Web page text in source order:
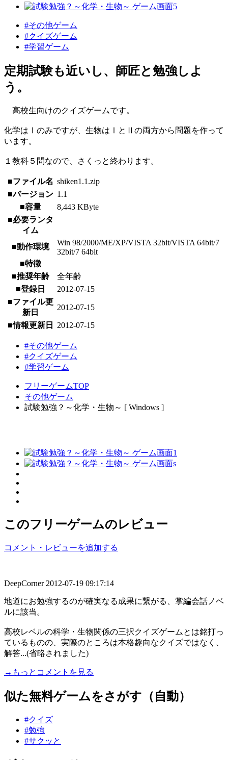
#その他ゲーム
#クイズゲーム
#学習ゲーム
定期試験も近いし、師匠と勉強しよ
う。
高校生向けのクイズゲームです。
化学はⅠのみですが、生物はⅠとⅡの両方から問題を作って
います。
１教科５問なので、さくっと終わります。
■ファイル名 shiken1.1.zip
■バージョン 1.1
■容量
8,443 KByte
■必要ランタ
イム
■動作環境
Win 98/2000/ME/XP/VISTA 32bit/VISTA 64bit/7
32bit/7 64bit
■特徴
■推奨年齢
全年齢
■登録日
2012-07-15
■ファイル更
新日
2012-07-15
■情報更新日 2012-07-15
#その他ゲーム
#クイズゲーム
#学習ゲーム
フリーゲームTOP
その他ゲーム
試験勉強？～化学・生物～ [ Windows ]
このフリーゲームのレビュー
コメント・レビューを追加する
DeepCorner 2012-07-19 09:17:14
地道にお勉強するのが確実なる成果に繋がる、掌編会話ノベ
ルに該当。
高校レベルの科学・生物関係の三択クイズゲームとは銘打っ
ているものの、実際のところは本格趣向なクイズではなく、
解答...(省略されました)
→もっとコメントを見る
似た無料ゲームをさがす（自動）
#クイズ
#勉強
#サクッと